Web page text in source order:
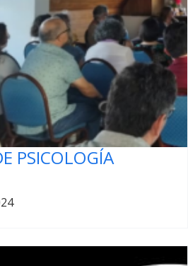
PSICOLOGÍA